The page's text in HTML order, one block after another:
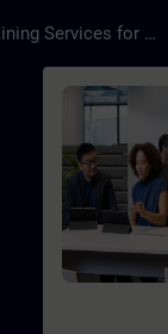
Training Services for Digital Industries
Course -